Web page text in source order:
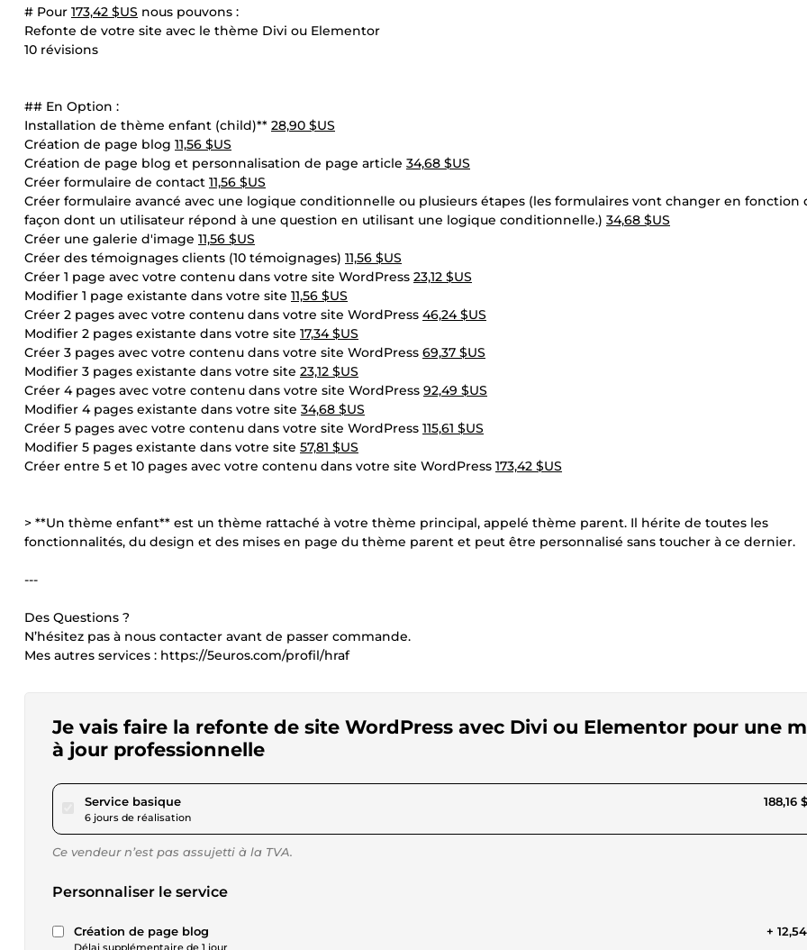
# Pour 173,42 $US nous pouvons :
Refonte de votre site avec le thème Divi ou Elementor
10 révisions
## En Option :
Installation de thème enfant (child)** 28,90 $US
Création de page blog 11,56 $US
Création de page blog et personnalisation de page article 34,68 $US
Créer formulaire de contact 11,56 $US
Créer formulaire avancé avec une logique conditionnelle ou plusieurs étapes (les formulaires vont changer en fonction
façon dont un utilisateur répond à une question en utilisant une logique conditionnelle.) 34,68 $US
Créer une galerie d'image 11,56 $US
Créer des témoignages clients (10 témoignages) 11,56 $US
Créer 1 page avec votre contenu dans votre site WordPress 23,12 $US
Modifier 1 page existante dans votre site 11,56 $US
Créer 2 pages avec votre contenu dans votre site WordPress 46,24 $US
Modifier 2 pages existante dans votre site 17,34 $US
Créer 3 pages avec votre contenu dans votre site WordPress 69,37 $US
Modifier 3 pages existante dans votre site 23,12 $US
Créer 4 pages avec votre contenu dans votre site WordPress 92,49 $US
Modifier 4 pages existante dans votre site 34,68 $US
Créer 5 pages avec votre contenu dans votre site WordPress 115,61 $US
Modifier 5 pages existante dans votre site 57,81 $US
Créer entre 5 et 10 pages avec votre contenu dans votre site WordPress 173,42 $US
> **Un thème enfant** est un thème rattaché à votre thème principal, appelé thème parent. Il hérite de toutes les
fonctionnalités, du design et des mises en page du thème parent et peut être personnalisé sans toucher à ce dernier.
---
Des Questions ?
N’hésitez pas à nous contacter avant de passer commande.
Mes autres services : https://5euros.com/profil/hraf
Je vais faire la refonte de site WordPress avec Divi ou Elementor pour une
à jour professionnelle
Service basiquepour 173,42 $US
6 jours de réalisation
188,16
Ce vendeur n’est pas assujetti à la TVA.
Personnaliser le service
Création de page blog
Délai supplémentaire de 1 jour
+